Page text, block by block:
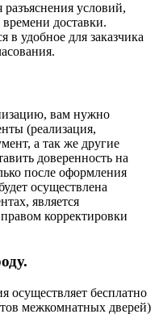
условий,
доставки.
в удобное для заказчика
вам нужно
(реализация,
а так же другие
доверенность на
после оформления
осуществлена
является
корректировки
бесплатно
межкомнатных дверей)